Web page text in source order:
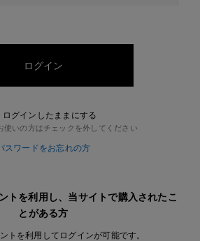
ログインしたままにする
使いの方はチェックを外してください
スワードをお忘れの方
トを利用し、当サイトで購入されたこ
とがある方
トを利用してログインが可能です。